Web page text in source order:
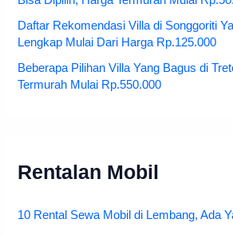
Daftar Rekomendasi Villa di Songgoriti
Lengkap Mulai Dari Harga Rp.125.000
Beberapa Pilihan Villa Yang Bagus di
Termurah Mulai Rp.550.000
Rentalan Mobil
10 Rental Sewa Mobil di Lembang, Ada